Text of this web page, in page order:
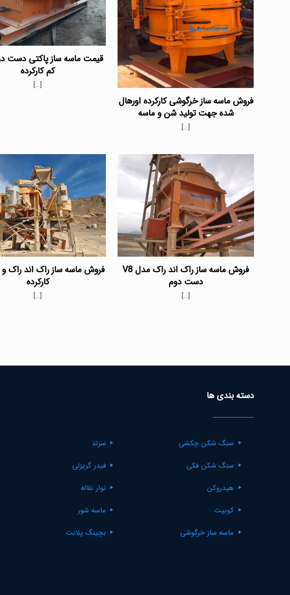
فروش ماسه ساز خرگوشی کارکرده اورهال
شده جهت تولید شن و ماسه
[…]
قیمت ماسه ساز پاکتی دست
کم کارکرده
[…]
فروش ماسه ساز راک اند راک مدل V8
دست دوم
[…]
فروش ماسه ساز راک اند راک
کارکرده
[…]
دسته بندی ها
سنگ شکن چکشی
سنگ شکن فکی
هیدروکن
کوبیت
ماسه ساز خرگوشی
سرند
فیدر گریزلی
نوار نقاله
ماسه شور
بچینگ پلانت